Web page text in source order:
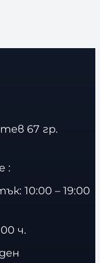
67 гр.
:
10:00 – 19:00
ч.